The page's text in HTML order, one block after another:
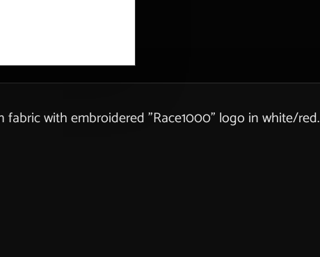
with embroidered "Race1000" logo in white/red.